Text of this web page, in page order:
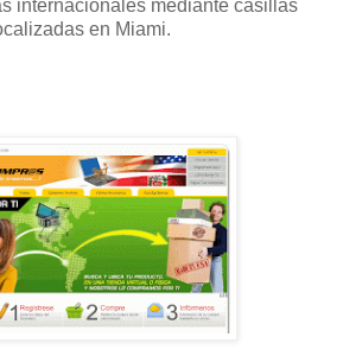
internacionales mediante casillas
en Miami.